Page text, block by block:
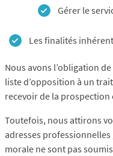
Gérer le
Les finalités
Nous avons l’obligation
liste d’opposition à un
recevoir de la prospection
Toutefois, nous attirons
adresses
morale ne sont pas